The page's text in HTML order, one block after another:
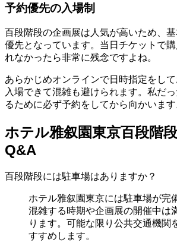
予約優先の入場制
百段階段の企画展は人気が高いため、
優先となっています。当日チケットで
れなかったら非常に残念ですよね。
あらかじめオンラインで日時指定をし
入場できて混雑も避けられます。私だ
るために必ず予約をしてから向かいます
ホテル雅叙園東京百段階
Q&A
百段階段には駐車場はありますか？
ホテル雅叙園東京には駐車場が完
混雑する時期や企画展の開催中は
ります。可能な限り公共交通機関
すすめします。